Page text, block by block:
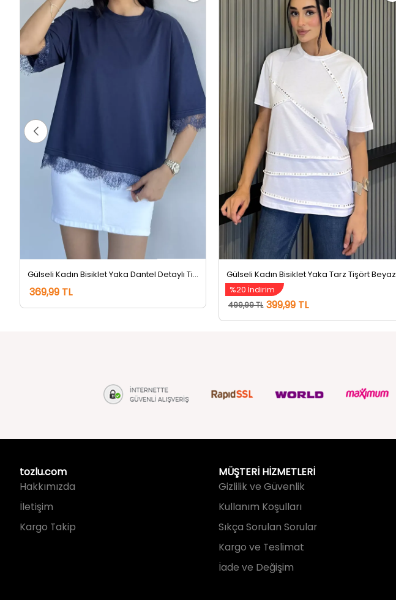
Gülseli Kadın Bisiklet Yaka Dantel Detaylı Tişört Lacivert
369,99 TL
Gülseli Kadın Bisiklet Yaka Tarz Tişört Beyaz
%20 İndirim
499,99 TL 399,99 TL
tozlu.com
Hakkımızda
İletişim
Kargo Takip
MÜŞTERİ HİZMETLERİ
Gizlilik ve Güvenlik
Kullanım Koşulları
Sıkça Sorulan Sorular
Kargo ve Teslimat
İade ve Değişim